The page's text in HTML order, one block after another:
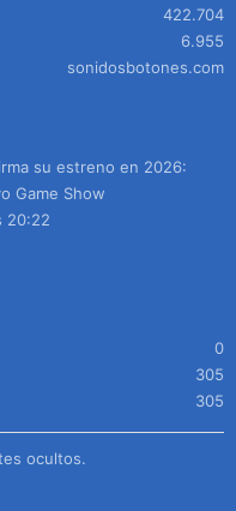
422.704
6.955
sonidosbotones.com
su estreno en 2026:
Game Show
20:22
0
305
305
ocultos.